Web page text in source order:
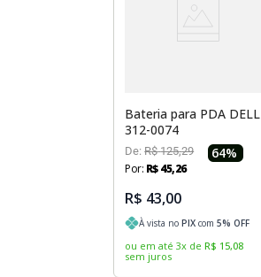
Bateria para PDA DELL
312-0074
De:R$ 125,29 64%
Por: R$45,26
R$ 43,00
À vista noPIX com5% OFF
ou em até 3x de R$ 15,08
sem juros